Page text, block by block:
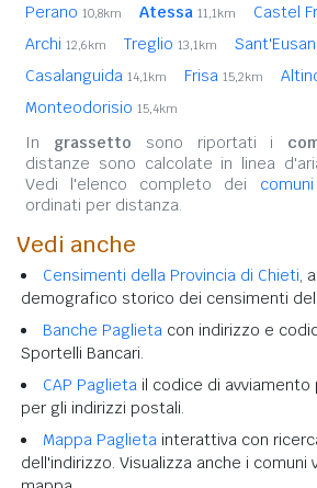
Perano 10,8km Atessa 11,1km Castel
Archi 12,6km Treglio 13,1km
Casalanguida 14,1km Frisa 15,2km
Monteodorisio 15,4km
In grassetto sono riportati i
distanze sono calcolate in linea
Vedi l'elenco completo dei
ordinati per distanza.
Vedi anche
Censimenti della Provincia di Chieti,
demografico storico dei censimenti
Banche Paglieta con indirizzo e
Sportelli Bancari.
CAP Paglieta il codice di
per gli indirizzi postali.
Mappa Paglieta interattiva con
dell'indirizzo. Visualizza anche i comuni